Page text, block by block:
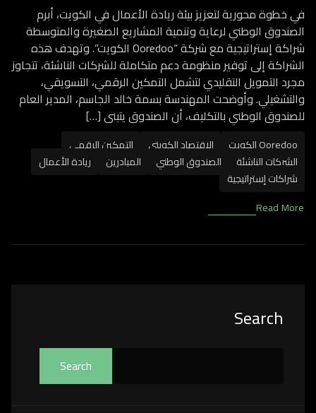
في خطوة محورية لتعزيز بيئة ريادة الأعمال في الكويت، أبرم
الصندوق الوطني لرعاية وتنمية المشاريع الصغيرة والمتوسطة
شراكة إستراتيجية مع شركة “Ooredoo الكويت”. وتهدف هذه
الشراكة إلى توفير منظومة دعم متكاملة للشركات الناشئة، تتجاوز
مجرد التمويل التقليدي لتشمل التمكين الرقمي، التسويقي،
والتشغيلي. وأوضحت المهندسة بسمة خالد الجاسم، المدير العام
للصندوق الوطني بالتكليف، أن الصندوق يتبنى […]
Ooredoo الكويت الاقتصاد الكويتي
التمكين الرقمي
الشركات الناشئة
الصندوق الوطني المبادرين
ريادة الأعمال
شراكات إستراتيجية
Read More
Search
Search